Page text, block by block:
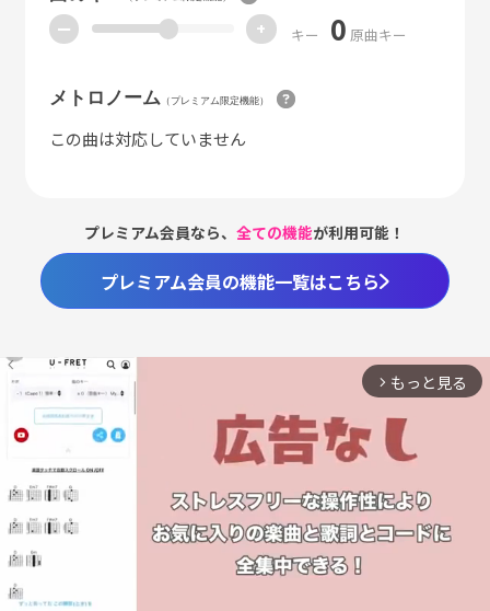
ー + キー 0 原曲キー
メトロノーム （プレミアム限定機能）
この曲は対応していません
プレミアム会員なら、全ての機能が利用可能！
プレミアム会員の機能一覧はこちら
arrow_forward_ios もっと見る